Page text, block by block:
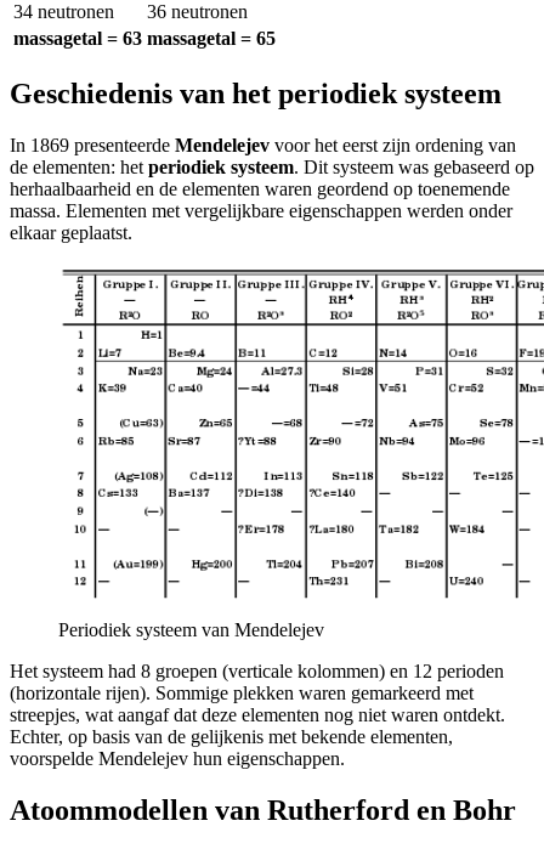
34 neutronen
36 neutronen
massagetal = 63 massagetal = 65
Geschiedenis van het periodiek systeem
In 1869 presenteerde Mendelejev voor het eerst zijn ordening van
de elementen: het periodiek systeem. Dit systeem was gebaseerd op
herhaalbaarheid en de elementen waren geordend op toenemende
massa. Elementen met vergelijkbare eigenschappen werden onder
elkaar geplaatst.
Periodiek systeem van Mendelejev
Het systeem had 8 groepen (verticale kolommen) en 12 perioden
(horizontale rijen). Sommige plekken waren gemarkeerd met
streepjes, wat aangaf dat deze elementen nog niet waren ontdekt.
Echter, op basis van de gelijkenis met bekende elementen,
voorspelde Mendelejev hun eigenschappen.
Atoommodellen van Rutherford en Bohr